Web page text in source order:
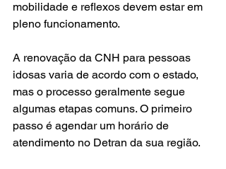
mobilidade e reflexos devem estar em
pleno funcionamento.
A renovação da CNH para pessoas
idosas varia de acordo com o estado,
mas o processo geralmente segue
algumas etapas comuns. O primeiro
passo é agendar um horário de
atendimento no Detran da sua região.